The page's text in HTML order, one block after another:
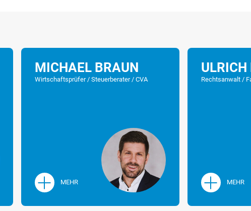
MICHAEL BRAUN
Wirtschaftsprüfer / Steuerberater / CVA
MEHR
ULRICH
Rechtsanwalt /
MEHR